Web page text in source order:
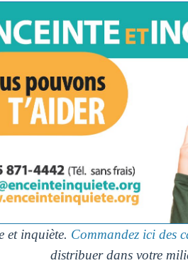
et inquiète. Commandez ici des
distribuer dans votre